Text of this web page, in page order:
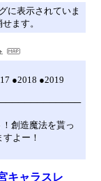
に表示されていま
ます。
●2018 ●2019
創造魔法を貰っ
よー！
キャラスレ